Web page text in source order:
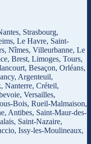
Strasbourg,
Le Havre, Saint-
Nîmes, Villeurbanne, Le
Brest, Limoges, Tours,
Besaçon, Orléans,
Argenteuil,
Nanterre, Créteil,
Versailles,
Bois, Rueil-Malmaison,
Antibes, Saint-Maur-des-
Saint-Nazaire,
Issy-les-Moulineaux,